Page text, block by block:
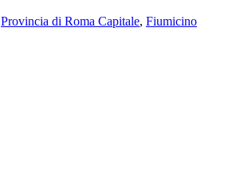
Provincia di Roma Capitale, Fiumicino